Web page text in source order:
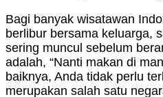
Bagi banyak wisatawan
berlibur bersama keluarga,
sering muncul sebelum
adalah, “Nanti makan di
baiknya, Anda tidak perlu
merupakan salah satu